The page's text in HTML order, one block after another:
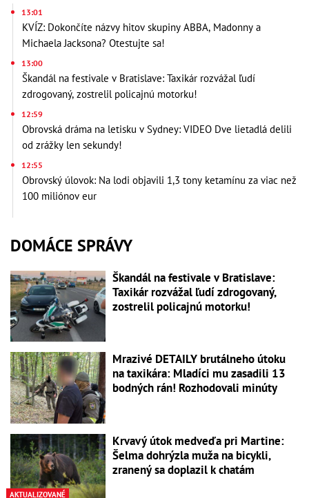
13:01
KVÍZ: Dokončíte názvy hitov skupiny ABBA, Madonny a
Michaela Jacksona? Otestujte sa!
13:00
Škandál na festivale v Bratislave: Taxikár rozvážal ľudí
zdrogovaný, zostrelil policajnú motorku!
12:59
Obrovská dráma na letisku v Sydney: VIDEO Dve lietadlá delili
od zrážky len sekundy!
12:55
Obrovský úlovok: Na lodi objavili 1,3 tony ketamínu za viac než
100 miliónov eur
DOMÁCE SPRÁVY
Škandál na festivale v Bratislave:
Taxikár rozvážal ľudí zdrogovaný,
zostrelil policajnú motorku!
Mrazivé DETAILY brutálneho útoku
na taxikára: Mladíci mu zasadili 13
bodných rán! Rozhodovali minúty
AKTUALIZOVANÉ
Krvavý útok medveďa pri Martine:
Šelma dohrýzla muža na bicykli,
zranený sa doplazil k chatám